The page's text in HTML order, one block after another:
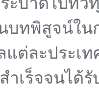
บทพิสูจน์ใน
แต่ละประเ
ำเร็จจนได้